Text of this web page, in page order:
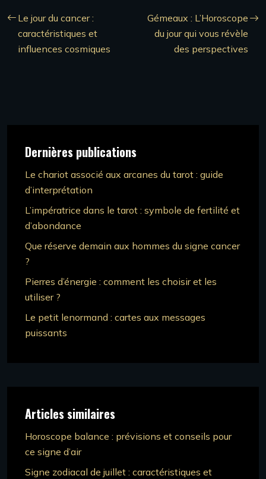
Le jour du cancer :
caractéristiques et
influences cosmiques
Gémeaux : L’Horoscope
du jour qui vous révèle
des perspectives
Dernières publications
Le chariot associé aux arcanes du tarot : guide
d’interprétation
L’impératrice dans le tarot : symbole de fertilité et
d’abondance
Que réserve demain aux hommes du signe cancer
?
Pierres d’énergie : comment les choisir et les
utiliser ?
Le petit lenormand : cartes aux messages
puissants
Articles similaires
Horoscope balance : prévisions et conseils pour
ce signe d’air
Signe zodiacal de juillet : caractéristiques et